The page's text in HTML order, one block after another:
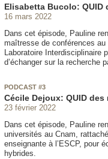
Elisabetta Bucolo: QUID
16 mars 2022
Dans cet épisode, Pauline
maîtresse de conférences
Laboratoire Interdisciplinaire
d’échanger sur la recherche
PODCAST #3
Cécile Dejoux: QUID
23 février 2022
Dans cet épisode, Pauline
universités au Cnam,
enseignante à l’ESCP, pour
hybrides.